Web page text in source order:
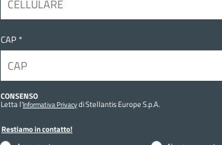
CAP *
CONSENSO
Letta l'Informativa Privacydi Stellantis Europe S.p.A.
Restiamo in contatto!